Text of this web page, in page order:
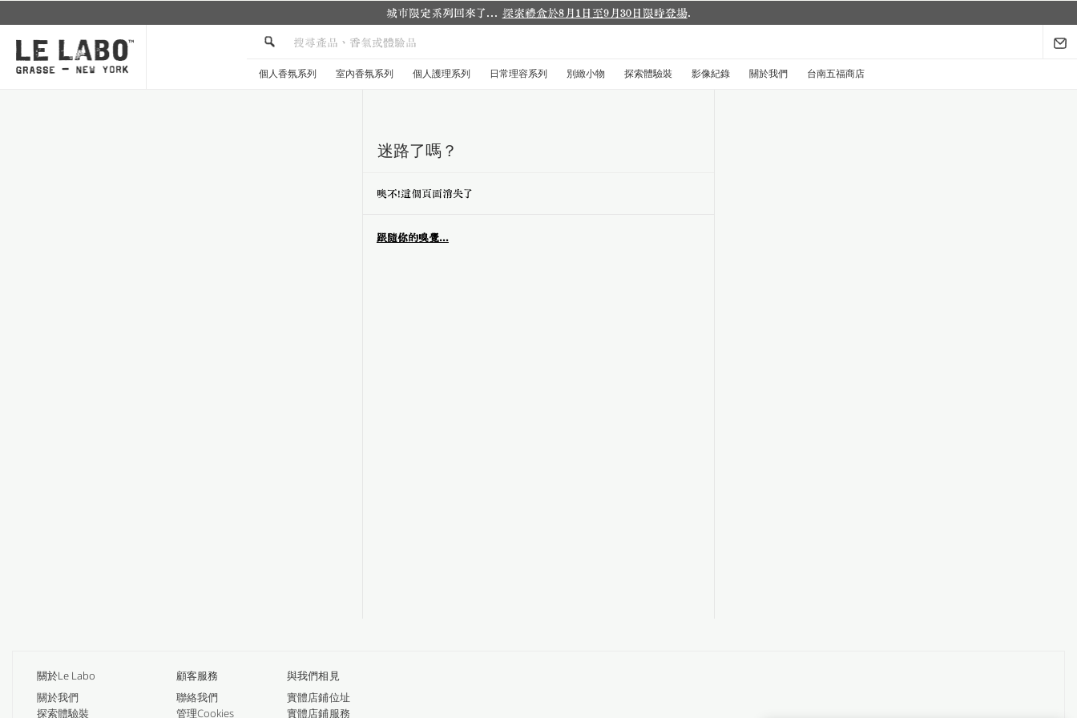
城市限定系列回來了... 探索禮盒於8月1日至9月30日限時登場.
個人香氛系列 室內香氛系列 個人護理系列 日常理容系列 別緻小物 探索體驗裝 影像紀錄 關於我們 台南五福商店
迷路了嗎？
噢不！這個頁面消失了
跟隨你的嗅覺...
關於Le Labo
關於我們
探索體驗裝
顧客服務
聯絡我們
管理Cookies
與我們相見
實體店鋪位址
實體店鋪服務